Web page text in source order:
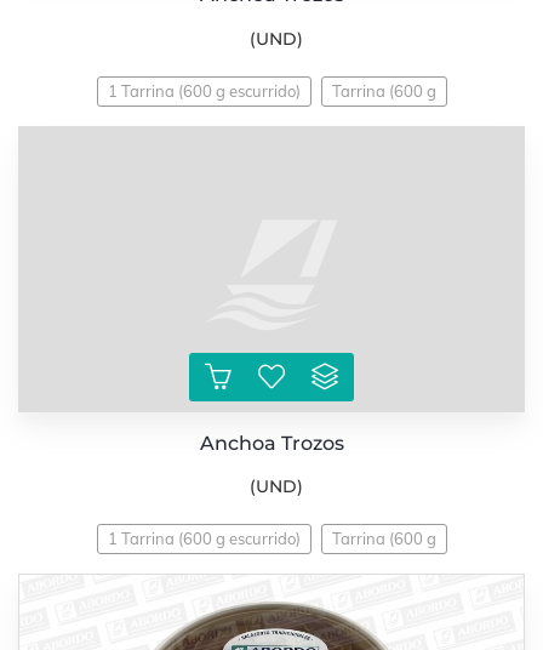
(UND)
1 Tarrina (600 g escurrido) Tarrina (600 g
Anchoa Trozos
(UND)
1 Tarrina (600 g escurrido) Tarrina (600 g